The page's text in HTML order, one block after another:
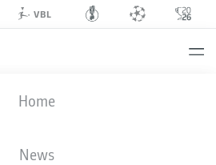
VBL
Home
News
SVD